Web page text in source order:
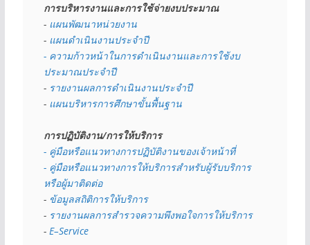
การบริหารงานและการใช้จ่ายงบประมาณ
- แผนพัฒนาหน่วยงาน
- แผนดำเนินงานประจำปี
- ความก้าวหน้าในการดำเนินงานและการใช้งบ
ประมาณประจำปี
- รายงานผลการดำเนินงานประจำปี
- แผนบริหารการศึกษาขั้นพื้นฐาน
การปฏิบัติงาน/การให้บริการ
- คู่มือหรือแนวทางการปฏิบัติงานของเจ้าหน้าที่
- คู่มือหรือแนวทางการให้บริการสำหรับผู้รับบริการ
หรือผู้มาติดต่อ
- ข้อมูลสถิติการให้บริการ
- รายงานผลการสำรวจความพึงพอใจการให้บริการ
- E–Service